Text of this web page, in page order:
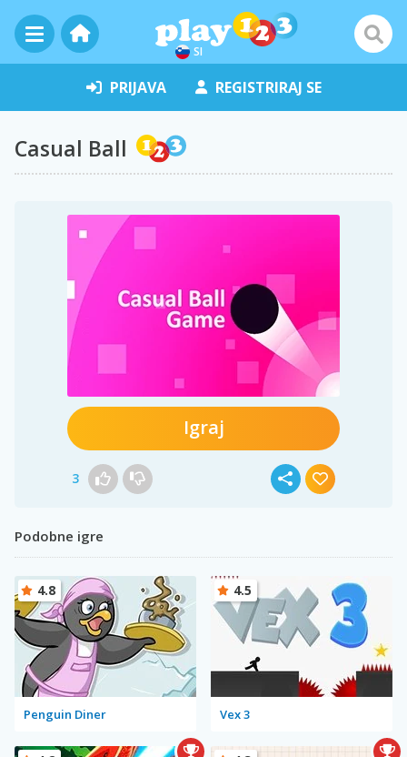
SI
PRIJAVA REGISTRIRAJ SE
Casual Ball
Igraj
3
Podobne igre
Penguin Diner
4.8
Vex 3
4.5